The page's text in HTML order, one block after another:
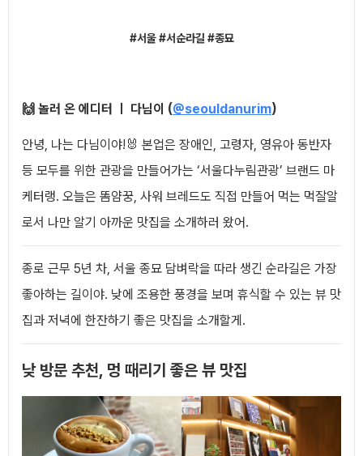
#서울 #서순라길 #종묘
🙌 놀러 온 에디터 ㅣ 다님이 (@seouldanurim)
안녕, 나는 다님이야!🐰 본업은 장애인, 고령자, 영유아 동반자
등 모두를 위한 관광을 만들어가는 ‘서울다누림관광’ 브랜드 마
케터랭. 오늘은 똠얌꿍, 사워 브레드도 직접 만들어 먹는 먹잘알
로서 나만 알기 아까운 맛집을 소개하러 왔어.
종로 근무 5년 차, 서울 종묘 담벼락을 따라 생긴 순라길은 가장
좋아하는 길이야. 낮에 조용한 풍경을 보며 휴식할 수 있는 뷰 맛
집과 저녁에 한잔하기 좋은 맛집을 소개할게.
낮 방문 추천, 멍 때리기 좋은 뷰 맛집